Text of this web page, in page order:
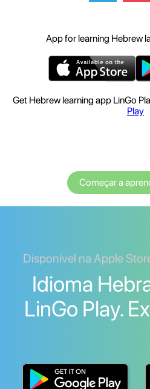
App for learning Hebrew
Get Hebrew learning app LinGo
Play
Começar a
Disponível na Apple
Idioma
LinGo Play.